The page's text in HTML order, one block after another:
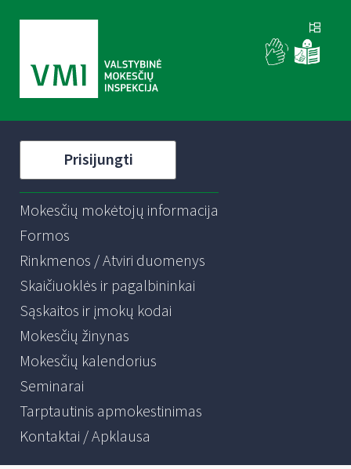
Prisijungti
Mokesčių mokėtojų informacija
Formos
Rinkmenos / Atviri duomenys
Skaičiuoklės ir pagalbininkai
Sąskaitos ir įmokų kodai
Mokesčių žinynas
Mokesčių kalendorius
Seminarai
Tarptautinis apmokestinimas
Kontaktai / Apklausa